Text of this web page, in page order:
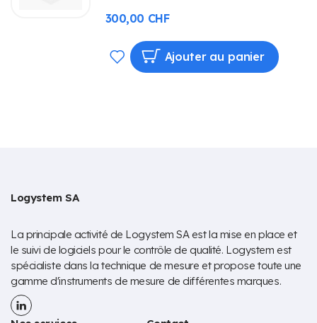
300,00 CHF
AJOUTERAjouter au panier
Logystem SA
La principale activité de Logystem SA est la mise en place et
le suivi de logiciels pour le contrôle de qualité. Logystem est
spécialiste dans la technique de mesure et propose toute une
gamme d'instruments de mesure de différentes marques.